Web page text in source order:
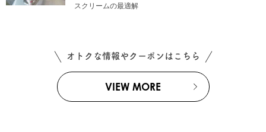
スクリームの最適解
オトクな情報やクーポンはこちら
VIEW MORE